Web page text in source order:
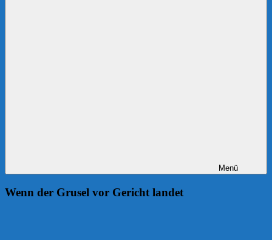
Menü
Wenn der Grusel vor Gericht landet